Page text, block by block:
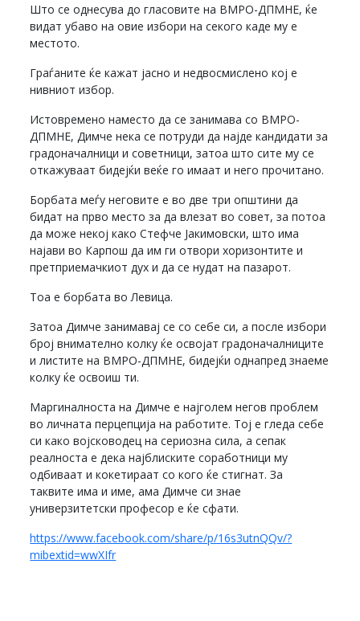
Што се однесува до гласовите на ВМРО-ДПМНЕ, ќе
видат убаво на овие избори на секого каде му е
местото.
Граѓаните ќе кажат јасно и недвосмислено кој е
нивниот избор.
Истовремено наместо да се занимава со ВМРО-
ДПМНЕ, Димче нека се потруди да најде кандидати за
градоначалници и советници, затоа што сите му се
откажуваат бидејќи веќе го имаат и него прочитано.
Борбата меѓу неговите е во две три општини да
бидат на прво место за да влезат во совет, за потоа
да може некој како Стефче Јакимовски, што има
најави во Карпош да им ги отвори хоризонтите и
претприемачкиот дух и да се нудат на пазарот.
Тоа е борбата во Левица.
Затоа Димче занимавај се со себе си, а после избори
број внимателно колку ќе освојат градоначалниците
и листите на ВМРО-ДПМНЕ, бидејќи однапред знаеме
колку ќе освоиш ти.
Маргиналноста на Димче е најголем негов проблем
во личната перцепција на работите. Тој е гледа себе
си како војсководец на сериозна сила, а сепак
реалноста е дека најблиските соработници му
одбиваат и кокетираат со кого ќе стигнат. За
таквите има и име, ама Димче си знае
универзитетски професор е ќе сфати.
https://www.facebook.com/share/p/16s3utnQQv/?
mibextid=wwXIfr